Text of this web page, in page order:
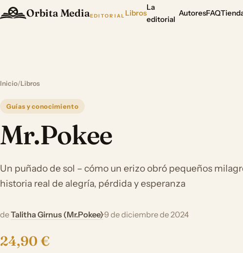
Orbita MediaEDITORIAL Libros
La
editorial
AutoresFAQ
Inicio/Libros
Guías y conocimiento
Mr.Pokee
Un puñado de sol – cómo un erizo obró pequeños
historia real de alegría, pérdida y esperanza
deTalitha Girnus (Mr.Pokee)·9 de diciembre de 2024
24,90 €